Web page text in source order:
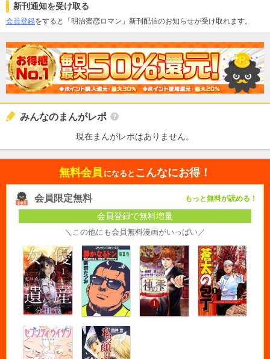
新刊通知を受け取る
会員登録をすると「明治蜜恋ロマン」新刊配信のお知らせが受け取れます。
みんなのまんがレポ
現在まんがレポはありません。
無料会員 になると こんなにお得！
会員限定無料 もっと無料が読める！
会員登録で無料増量
＼この他にも会員無料漫画がいっぱい／